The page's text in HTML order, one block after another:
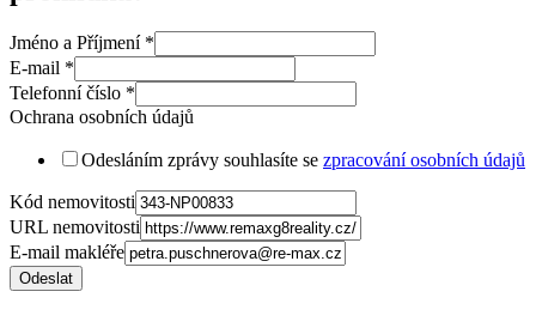
Jméno a Příjmení *
E-mail *
Telefonní číslo *
Ochrana osobních údajů
Odesláním zprávy souhlasíte se zpracování osobních údajů
Kód nemovitosti
URL nemovitosti
E-mail makléře
Odeslat